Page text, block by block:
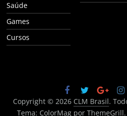
Saúde
Games
Cursos
Copyright © 2026 CLM Brasil.
Tema: ColorMagpor ThemeGrill.